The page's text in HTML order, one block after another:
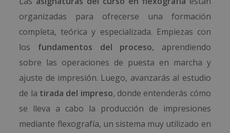
organizadas para ofrecerse una formación
completa, teórica y especializada. Empiezas con
los fundamentos del proceso, aprendiendo
sobre las operaciones de puesta en marcha y
ajuste de impresión. Luego, avanzarás al estudio
de la tirada del impreso, donde entenderás cómo
se lleva a cabo la producción de impresiones
mediante flexografía, un sistema muy utilizado en